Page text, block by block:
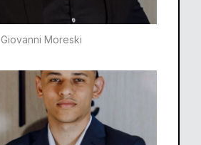
Giovanni Moreski